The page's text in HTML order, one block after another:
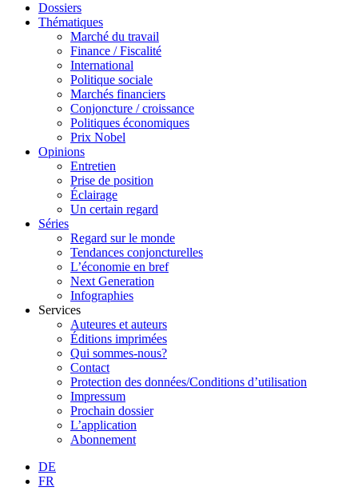
Dossiers
Thématiques
Marché du travail
Finance / Fiscalité
International
Politique sociale
Marchés financiers
Conjoncture / croissance
Politiques économiques
Prix Nobel
Opinions
Entretien
Prise de position
Éclairage
Un certain regard
Séries
Regard sur le monde
Tendances conjoncturelles
L’économie en bref
Next Generation
Infographies
Services
Auteures et auteurs
Éditions imprimées
Qui sommes-nous?
Contact
Protection des données/Conditions d’utilisation
Impressum
Prochain dossier
L’application
Abonnement
DE
FR